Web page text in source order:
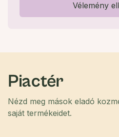
Vélemény
Piactér
Nézd meg mások eladó
saját termékeidet.